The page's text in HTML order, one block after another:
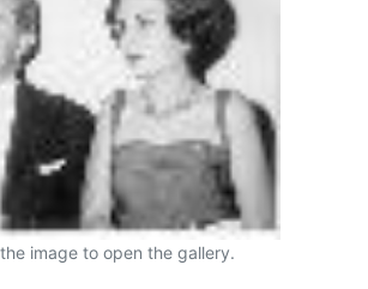
image to open the gallery.